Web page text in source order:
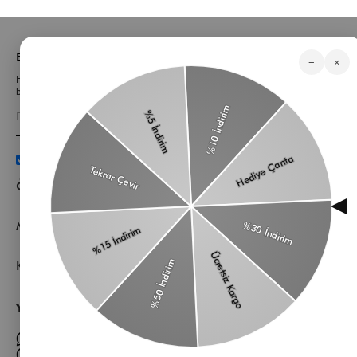
Bizden Haberler
Haberlerimiz, özel tekliflerimiz ve favori stillerimiz hakkında ilk siz
bilgi sahibi olun
Üyelik koşullarını ve kişisel verilerimin
korunmasını kabul
ediyorum.
Öne Çıkan Kategorilerimiz
Müşteri Hizmetleri
Kurumsal
Yardıma mı ihtiyacın var?
Müşteri Hizmetleri WhatsApp Hattı
− ×